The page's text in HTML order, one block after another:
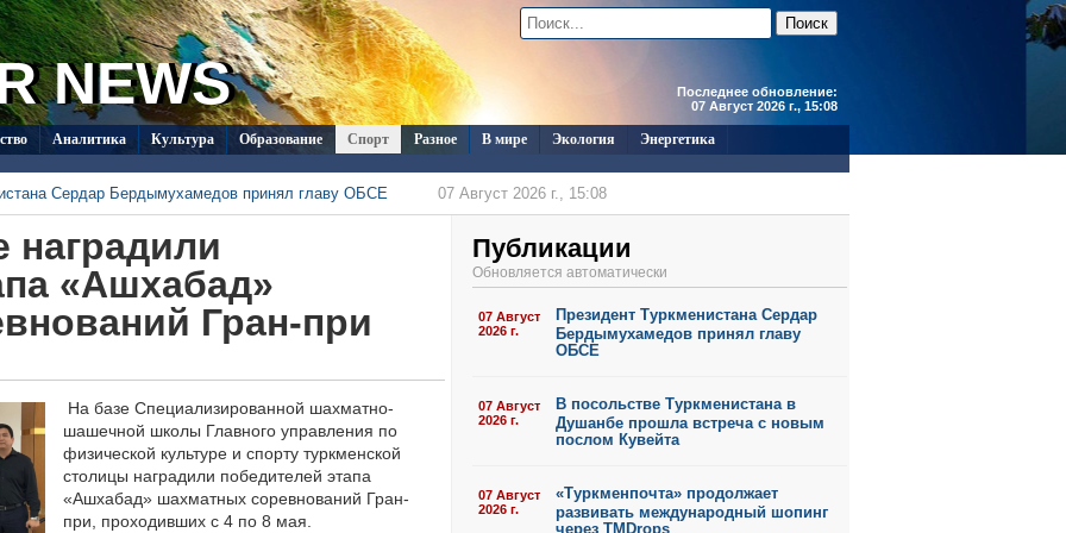
NEWS
Последнее обновление:
07 Август 2026 г., 15:08
Аналитика Культура Образование Спорт Разное В мире Экология
Энергетика
Сердар Бердымухамедов принял главу ОБСЕ
07 Август 2026 г., 15:08
в Душанбе прошла встреча с новым послом Кувейта
07 Август 2026 г., 15:06
развивать международный шопинг через TMDrops
07 Август 2026 г., 15:05
визитом в Туркменистан
СНГ поступило на конкурс документального кино в Туркменистане
07 Август 2026 г., 15:01
Ассоциацию «Akhal-Téké France» на чемпионат мира
05 Август 2026 г., 11:45
наградили
«Ашхабад»
Гран-при
На базе Специализированной шахматно-
шашечной школы Главного управления по
физической культуре и спорту туркменской
столицы наградили победителей этапа
«Ашхабад» шахматных соревнований Гран-
при, проходивших с 4 по 8 мая.
Публикации
Обновляется автоматически
07 Август
2026 г.
Президент Туркменистана Сердар
Бердымухамедов принял главу
ОБСЕ
07 Август
2026 г.
В посольстве Туркменистана в
Душанбе прошла встреча с новым
послом Кувейта
07 Август
2026 г.
«Туркменпочта» продолжает
развивать международный шопинг
через TMDrops